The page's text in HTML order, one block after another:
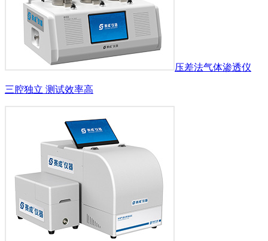
压差法气体渗透仪
三腔独立 测试效率高